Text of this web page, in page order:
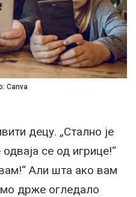
Canva
децу. „Стално је
се од игрице!“
Али шта ако вам
држе огледало